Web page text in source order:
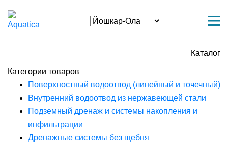
Каталог
Категории товаров
Поверхностный водоотвод (линейный и точечный)
Внутренний водоотвод из нержавеющей стали
Подземный дренаж и системы накопления и
инфильтрации
Дренажные системы без щебня